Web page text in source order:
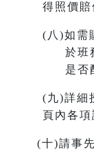
得照價賠
( 八)如需
於班
是否
(九)詳細
頁內各項
(十)請事